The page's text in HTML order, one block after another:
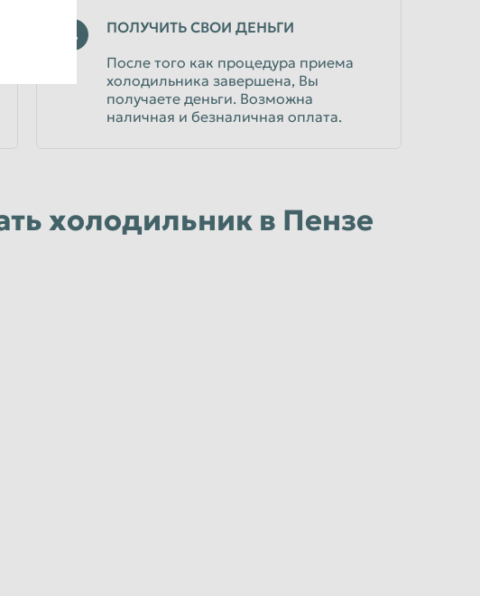
4
ПОЛУЧИТЬ СВОИ ДЕНЬГИ
После того как процедура приема
холодильника завершена, Вы
получаете деньги. Возможна
наличная и безналичная оплата.
холодильник в Пензе